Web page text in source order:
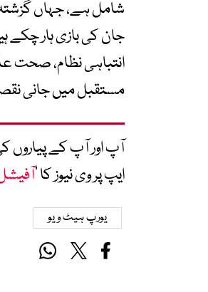
شامل ہے، جہاں گزشتہ
جان کی بازی ہار چکے
انتباہی نظام، صحت
مستقبل میں جانی
آپ اور آپ کے پیاروں
ایپ پر وی نیوز کا ’
یورپ ہیٹ ویو